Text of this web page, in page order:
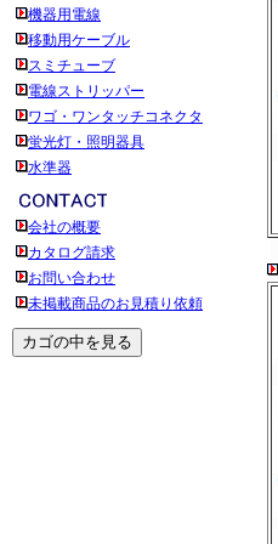
機器用電線
移動用ケーブル
スミチューブ
電線ストリッパー
ワゴ・ワンタッチコネクタ
蛍光灯・照明器具
水準器
会社の概要
カタログ請求
お問い合わせ
未掲載商品のお見積り依頼